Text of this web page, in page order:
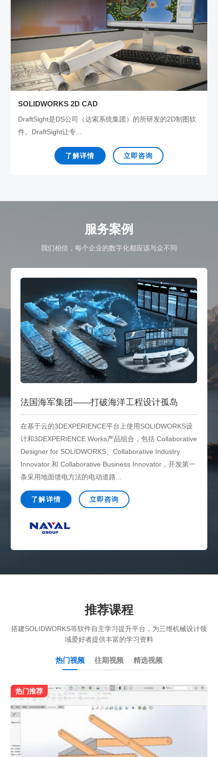
SOLIDWORKS 2D CAD
DraftSight是DS公司（达索系统集团）的所研发的2D制图软
件。DraftSight让专...
了解详情 立即咨询
服务案例
我们相信，每个企业的数字化都应该与众不同
法国海军集团——打破海洋工程设计孤岛
在基于云的3DEXPERIENCE平台上使用SOLIDWORKS设
计和3DEXPERIENCE Works产品组合，包括 Collaborative
Designer for SOLIDWORKS、Collaborative Industry
Innovator 和 Collaborative Business Innovator，开发第一
条采用地面馈电方法的电动道路...
了解详情 立即咨询
推荐课程
搭建SOLIDWORKS等软件自主学习提升平台，为三维机械设计领
域爱好者提供丰富的学习资料
热门视频 往期视频 精选视频
热门推荐